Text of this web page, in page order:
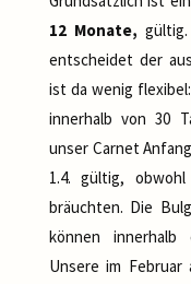
12 Monate,
entscheidet der
ist da wenig
innerhalb von 30
unser Carnet
1.4. gültig,
bräuchten. Die
können innerhalb
Unsere im